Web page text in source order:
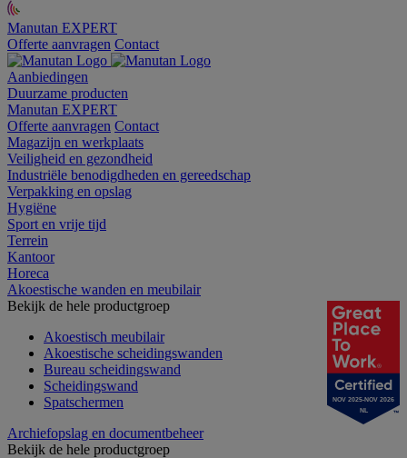
Manutan EXPERT
Offerte aanvragen Contact
Aanbiedingen
Duurzame producten
Manutan EXPERT
Offerte aanvragen Contact
Magazijn en werkplaats
Veiligheid en gezondheid
Industriële benodigdheden en gereedschap
Verpakking en opslag
Hygiëne
Sport en vrije tijd
Terrein
Kantoor
Horeca
Akoestische wanden en meubilair
Bekijk de hele productgroep
Akoestisch meubilair
Akoestische scheidingswanden
Bureau scheidingswand
Scheidingswand
Spatschermen
Archiefopslag en documentbeheer
Bekijk de hele productgroep
NOV 2025-NOV 2026
NL